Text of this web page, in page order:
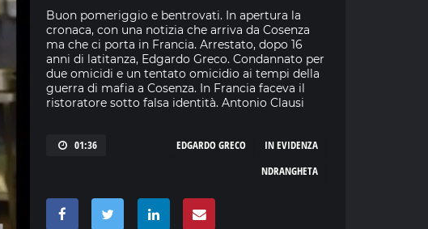
Buon pomeriggio e bentrovati. In apertura la
cronaca, con una notizia che arriva da Cosenza
ma che ci porta in Francia. Arrestato, dopo 16
anni di latitanza, Edgardo Greco. Condannato per
due omicidi e un tentato omicidio ai tempi della
guerra di mafia a Cosenza. In Francia faceva il
ristoratore sotto falsa identità. Antonio Clausi
01:36 IN EVIDENZA
EDGARDO GRECO
NDRANGHETA